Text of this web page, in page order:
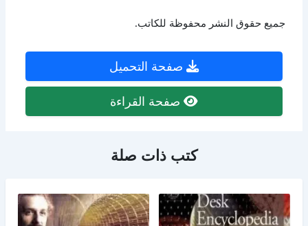
جميع حقوق النشر محفوظة للكاتب.
صفحة التحميل
صفحة القراءة
كتب ذات صلة